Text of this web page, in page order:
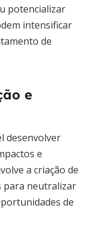
potencializar
intensificar
de
e
desenvolver
e
a criação de
para neutralizar
de